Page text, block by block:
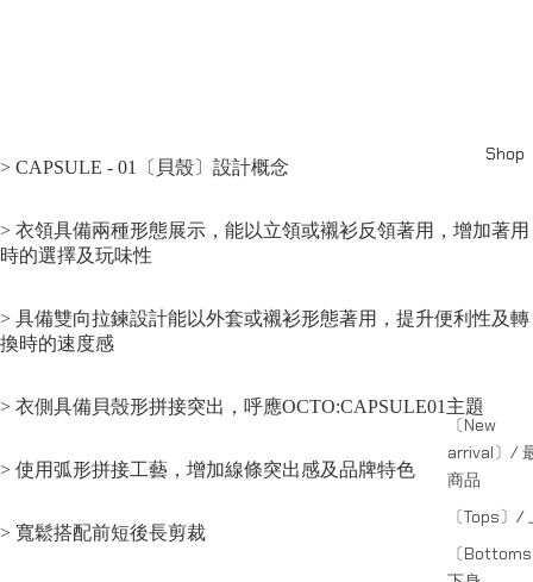
Shop
〔New
arrival〕/
商品
〔Tops〕/
〔
> CAPSULE - 01〔貝殼〕設計概念
> 衣領具備兩種形態展示，能以立領或襯衫反領著用，增加著用
時的選擇及玩味性
> 具備雙向拉鍊設計能以外套或襯衫形態著用，提升便利性及轉
換時的速度感
> 衣側具備貝殼形拼接突出，呼應OCTO:CAPSULE01主題
> 使用弧形拼接工藝，增加線條突出感及品牌特色
> 寬鬆搭配前短後長剪裁